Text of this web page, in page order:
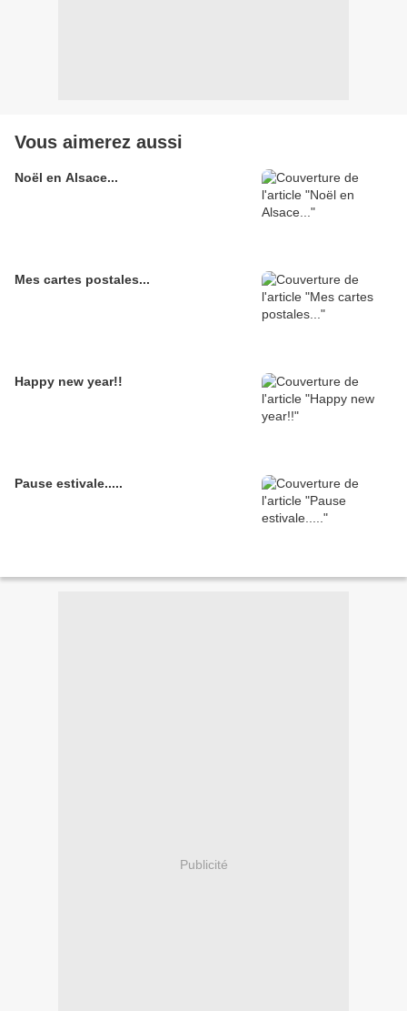
Vous aimerez aussi
Noël en Alsace...
Mes cartes postales...
Happy new year!!
Pause estivale.....
Publicité